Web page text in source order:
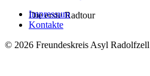
Die erste Radtour
Impressum
Kontakte
© 2026 Freundeskreis Asyl